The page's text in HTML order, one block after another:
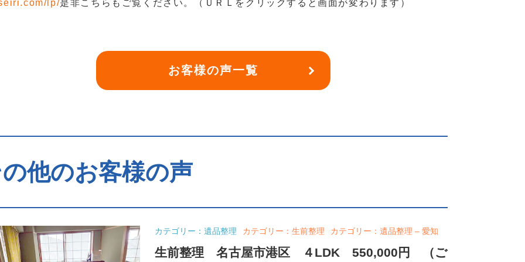
lp/是非こちらもご覧ください。（ＵＲＬをクリックすると画面が変わります）
お客様の声一覧
他のお客様の声
カテゴリー：遺品整理 カテゴリー：生前整理 カテゴリー：遺品整理 – 愛知
生前整理 名古屋市港区 ４LDK 550,000円 （ご